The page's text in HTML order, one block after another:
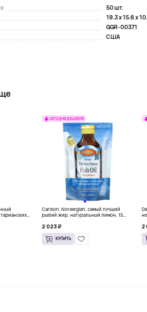
50 шт.
19.3 x 15.6 x
GGR-00371
США
СЕГОДНЯ ДЕШЕВЛЕ
Carlson, Norwegian, самый лучший
рыбий жир, натуральный лимон, 15
2 023 ₽
КУПИТЬ
2